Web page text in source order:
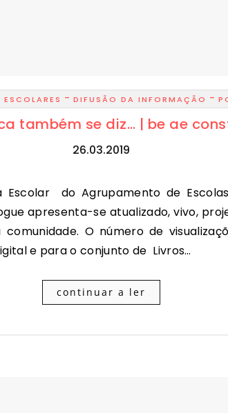
- DIFUSÃO DA INFORMAÇÃO -
também se diz… | be ae
26.03.2019
apresenta-se atualizado, vivo,
O número de
e para o conjunto de Livros…
continuar a ler